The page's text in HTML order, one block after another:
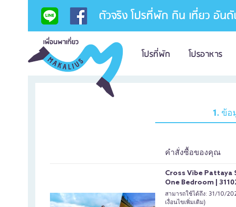
ตัวจริง โปรที่พัก กิน เที่ยว อันดั
โปรที่พัก โปรอาหาร
1. ข้อ
คำสั่งซื้อของคุณ
Cross Vibe Pattaya
One Bedroom |
สามารถใช้ได้ถึง: 31/10/
เงื่อนไขเพิ่มเติม)